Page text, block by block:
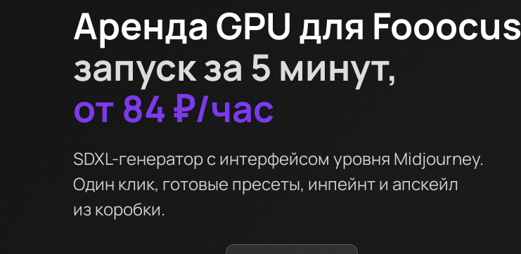
Аренда GPU для Fooocus
запуск за 5 минут,
от 84 ₽/час
SDXL-генератор с интерфейсом уровня Midjourney.
Один клик, готовые пресеты, инпейнт и апскейл
из коробки.